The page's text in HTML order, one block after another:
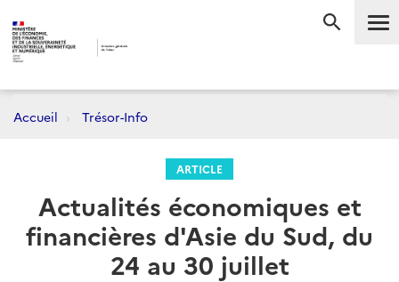
Accueil Trésor-Info
ARTICLE
Actualités économiques et
financières d'Asie du Sud, du
24 au 30 juillet